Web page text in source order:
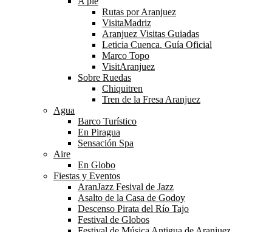
Rutas por Aranjuez
VisitaMadriz
Aranjuez Visitas Guiadas
Leticia Cuenca. Guía Oficial
Marco Topo
VisitAranjuez
Sobre Ruedas
Chiquitren
Tren de la Fresa Aranjuez
Agua
Barco Turístico
En Piragua
Sensación Spa
Aire
En Globo
Fiestas y Eventos
AranJazz Fesival de Jazz
Asalto de la Casa de Godoy
Descenso Pirata del Río Tajo
Festival de Globos